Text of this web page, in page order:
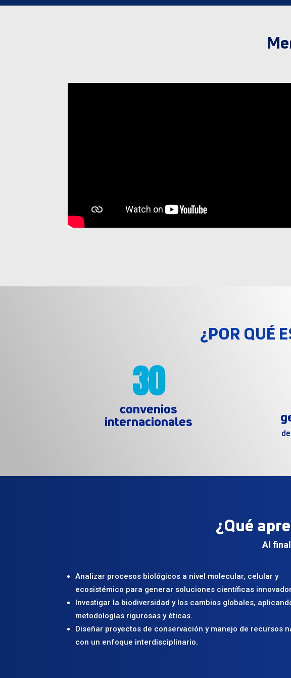
¿POR QUÉ
30
convenios
internacionales
¿Qué
Al
Analizar procesos biológicos a nivel molecular, celular y
ecosistémico para generar soluciones científicas
Investigar la biodiversidad y los cambios globales,
metodologías rigurosas y éticas.
Diseñar proyectos de conservación y manejo de recursos
con un enfoque interdisciplinario.